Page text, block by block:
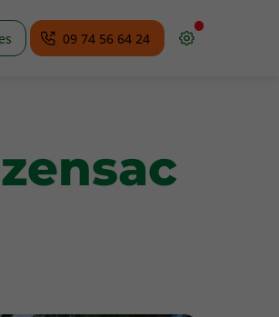
09 74 56 64 24